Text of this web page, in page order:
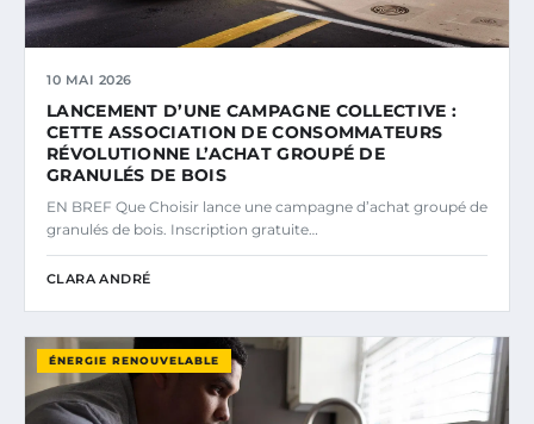
10 MAI 2026
LANCEMENT D’UNE CAMPAGNE COLLECTIVE :
CETTE ASSOCIATION DE CONSOMMATEURS
RÉVOLUTIONNE L’ACHAT GROUPÉ DE
GRANULÉS DE BOIS
EN BREF Que Choisir lance une campagne d’achat groupé de
granulés de bois. Inscription gratuite…
CLARA ANDRÉ
ÉNERGIE RENOUVELABLE